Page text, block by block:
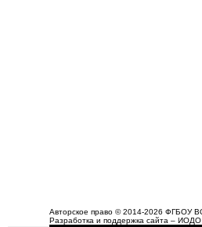
Авторское право © 2014-2026 ФГБОУ
Разработка и поддержка сайта –